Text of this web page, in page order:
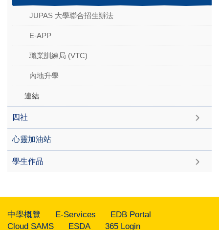
JUPAS 大學聯合招生辦法
E-APP
職業訓練局 (VTC)
內地升學
連結
四社
心靈加油站
學生作品
中學概覽 E-Services
EDB Portal
Cloud SAMS
ESDA 365 Login